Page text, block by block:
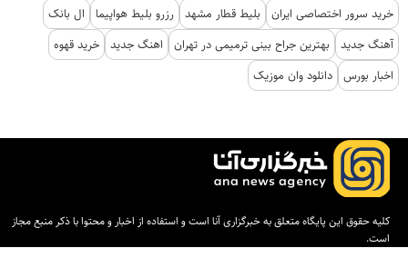
خرید سرور اختصاصی ایران
بلیط قطار مشهد رزرو بلیط هواپیما
ال بانک
آهنگ جدید
بهترین جراح بینی ترمیمی در تهران اهنگ جدید خرید قهوه
اخبار بورس دانلود وان موزیک
کلیه حقوق این پایگاه متعلق به خبرگزاری آنا است و استفاده از اخبار و محتوا با ذکر منبع مجاز
است.